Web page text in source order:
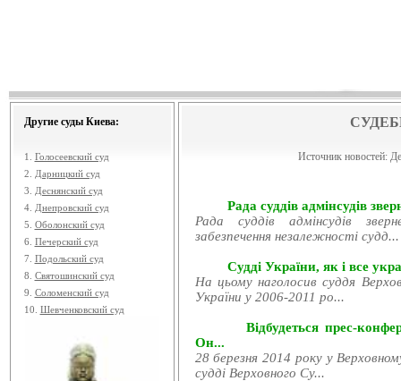
Другие суды Киева:
1. Голосеевский суд
2.
Дарницкий суд
3.
Деснянский суд
4. Днепровский суд
5. Оболонский суд
6. Печерский суд
7. Подольский суд
8. Святошинский суд
9. Соломенский суд
10. Шевченковский суд
Источник новостей:
Рада суддів адмінсудів
Рада суддів адмінсудів
забезпечення незалежності судд...
Судді України, як і все
На цьому наголосив суддя
України у 2006-2011 ро...
Відбудеться прес-
Он...
28 березня 2014 року у
судді Верховного Су...